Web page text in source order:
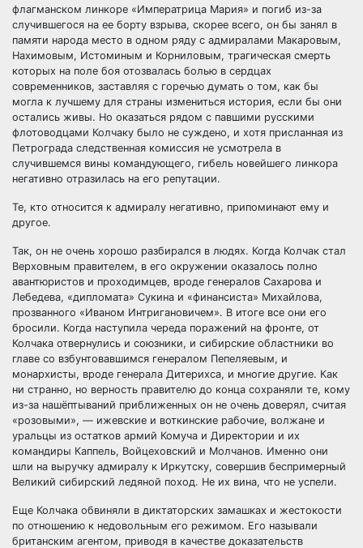
флагманском линкоре «Императрица Мария» и погиб из-за
случившегося на ее борту взрыва, скорее всего, он бы занял в
памяти народа место в одном ряду с адмиралами Макаровым,
Нахимовым, Истоминым и Корниловым, трагическая смерть
которых на поле боя отозвалась болью в сердцах
современников, заставляя с горечью думать о том, как бы
могла к лучшему для страны измениться история, если бы они
остались живы. Но оказаться рядом с павшими русскими
флотоводцами Колчаку было не суждено, и хотя присланная из
Петрограда следственная комиссия не усмотрела в
случившемся вины командующего, гибель новейшего линкора
негативно отразилась на его репутации.
Те, кто относится к адмиралу негативно, припоминают ему и
другое.
Так, он не очень хорошо разбирался в людях. Когда Колчак стал
Верховным правителем, в его окружении оказалось полно
авантюристов и проходимцев, вроде генералов Сахарова и
Лебедева, «дипломата» Сукина и «финансиста» Михайлова,
прозванного «Иваном Интригановичем». В итоге все они его
бросили. Когда наступила череда поражений на фронте, от
Колчака отвернулись и союзники, и сибирские областники во
главе со взбунтовавшимся генералом Пепеляевым, и
монархисты, вроде генерала Дитерихса, и многие другие. Как
ни странно, но верность правителю до конца сохраняли те, кому
из-за нашёптываний приближенных он не очень доверял, считая
«розовыми», — ижевские и воткинские рабочие, волжане и
уральцы из остатков армий Комуча и Директории и их
командиры Каппель, Войцеховский и Молчанов. Именно они
шли на выручку адмиралу к Иркутску, совершив беспримерный
Великий сибирский ледяной поход. Не их вина, что не успели.
Еще Колчака обвиняли в диктаторских замашках и жестокости
по отношению к недовольным его режимом. Его называли
британским агентом, приводя в качестве доказательств